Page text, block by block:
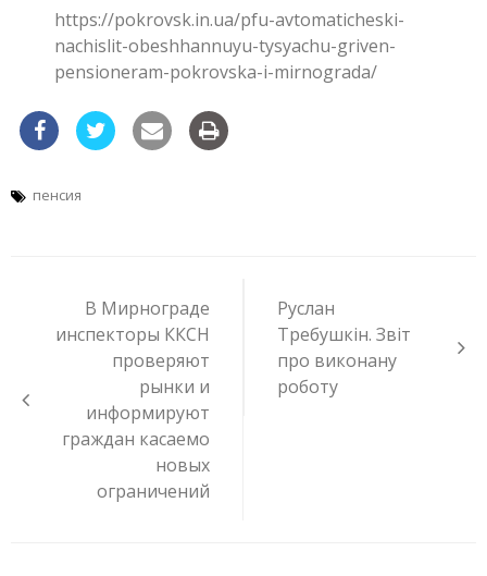
https://pokrovsk.in.ua/pfu-avtomaticheski-
nachislit-obeshhannuyu-tysyachu-griven-
pensioneram-pokrovska-i-mirnograda/
пенсия
записям
В Мирнограде
инспекторы ККСН
проверяют
рынки и
информируют
граждан касаемо
новых
ограничений
Руслан
Требушкін. Звіт
про виконану
роботу